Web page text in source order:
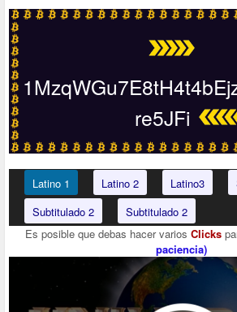
re5JFi
Latino 1 Latino 2 Latino3
Subtitulado 2
Subtitulado 2
Es posible que debas hacer variosClicks
paciencia)